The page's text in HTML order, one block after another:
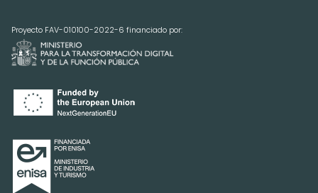
Proyecto FAV-010100-2022-6 financiado por: